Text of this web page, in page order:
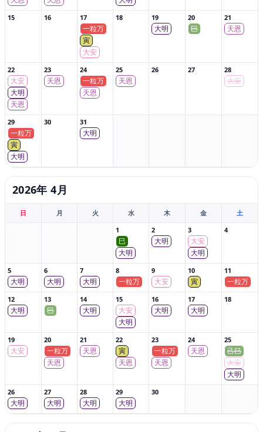
15 16 17
一粒万
寅
大安
18 19
大明
20
巳
21
天恩
22
大安
大明
天恩
23
天恩
24
一粒万
天恩
25
天恩
26 27 28
大安
29
一粒万
寅
大明
30 31
大明
2026年 4月
日 月 火 水 木 金
土
1
巳
大明
2
大明
3
大安
大明
4
5
大明
6
大明
7
大明
8
一粒万
9
大安
10
寅
11
一粒万
12
大明
13
巳
14
大明
15
大安
大明
16
大明
17
大明
18
19
大安
20
一粒万
天恩
21
天恩
22
寅
天恩
23
一粒万
天恩
24
天恩
25
己巳
大安
大明
26
大明
27
大明
28
大明
29
大明
30